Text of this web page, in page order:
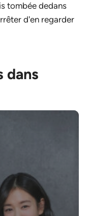
tombée dedans
d'en regarder
dans